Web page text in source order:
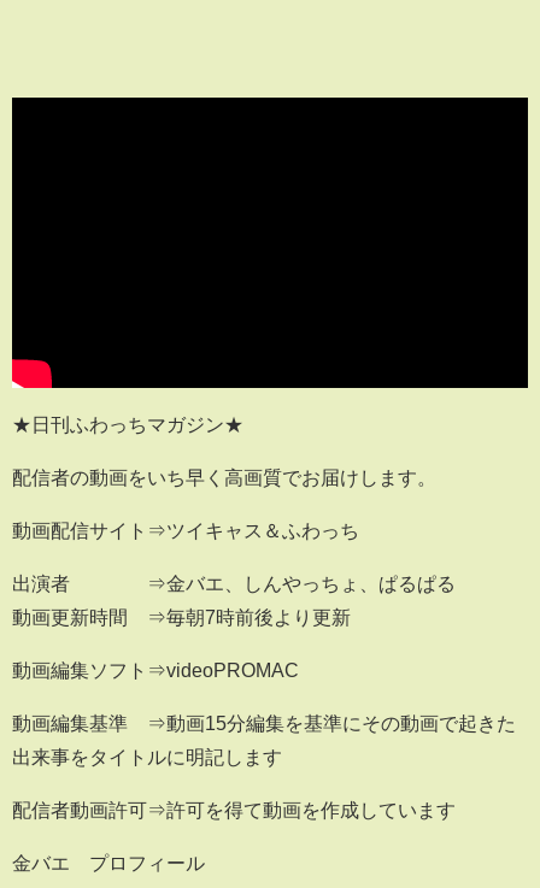
★日刊ふわっちマガジン★
配信者の動画をいち早く高画質でお届けします。
動画配信サイト⇒ツイキャス＆ふわっち
出演者 ⇒金バエ、しんやっちょ、ぱるぱる
動画更新時間 ⇒毎朝7時前後より更新
動画編集ソフト⇒videoPROMAC
動画編集基準 ⇒動画15分編集を基準にその動画で起きた
出来事をタイトルに明記します
配信者動画許可⇒許可を得て動画を作成しています
金バエ プロフィール